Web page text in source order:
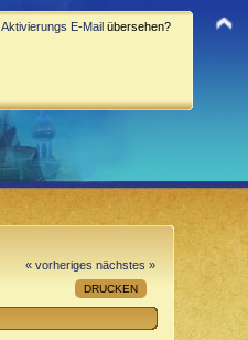
Aktivierungs E-Mail übersehen?
« vorheriges nächstes »
DRUCKEN